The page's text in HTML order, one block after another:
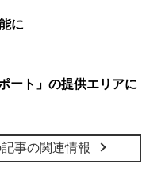
に
ート」の提供エリアに
事の関連情報